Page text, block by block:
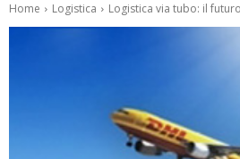
Home Logistica Logistica via tubo: il